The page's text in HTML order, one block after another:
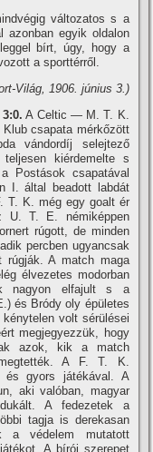
változatos s a
azonban egyik oldalon
bí­rt, úgy, hogy a
a sporttérről.
Világ, 1906. június 3.)
A Celtic — M. T. K.
csapata mérkőzött
vándordí­j selejtező
kiérdemelte s
Postások csapatával
I. által beadott labdát
T. K. még egy goalt ér
U. T. E. némiképpen
rúgott, de minden
percben ugyancsak
rúgják. A match maga
élvezetes modorban
nagyon elfajult s a
és Bródy oly épületes
volt sérülései
megjegyezzük, hogy
azok, kik a match
A F. T. K.
és gyors játékával. A
aki valóban, magyar
A fedezetek a
tagja is derekasan
védelem mutatott
A bí­rói szerepet